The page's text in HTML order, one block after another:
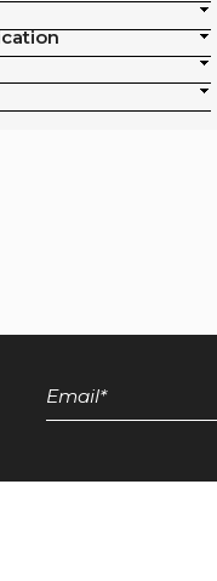
intensif des achats
des achats
produits d’origine
de pêche de plus
des élevages